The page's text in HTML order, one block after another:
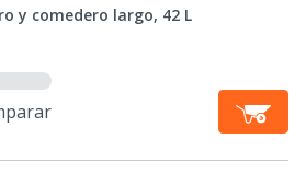
y comedero largo, 42 L